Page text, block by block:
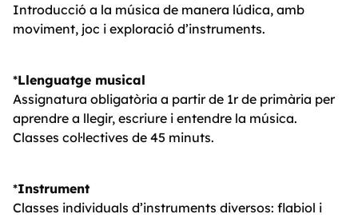
Introducció a la música de manera lúdica, amb
moviment, joc i exploració d’instruments.
*Llenguatge musical
Assignatura obligatòria a partir de 1r de primària per
aprendre a llegir, escriure i entendre la música.
Classes col·lectives de 45 minuts.
*Instrument
Classes individuals d’instruments diversos: flabiol i